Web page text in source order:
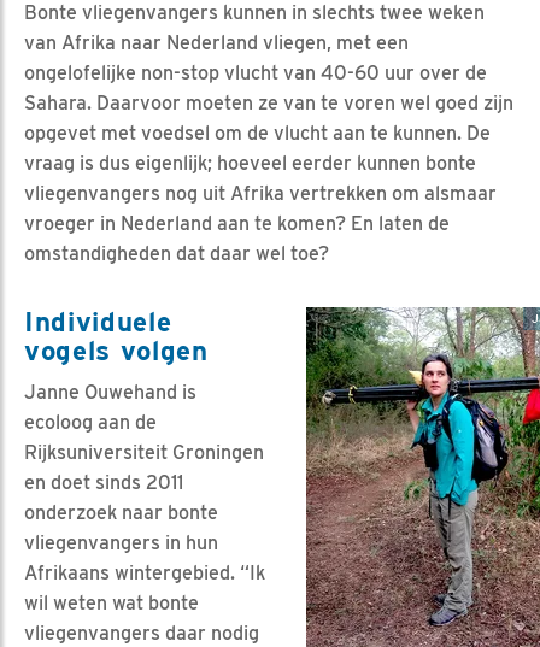
Bonte vliegenvangers kunnen in slechts twee weken
van Afrika naar Nederland vliegen, met een
ongelofelijke non-stop vlucht van 40-60 uur over de
Sahara. Daarvoor moeten ze van te voren wel goed zijn
opgevet met voedsel om de vlucht aan te kunnen. De
vraag is dus eigenlijk; hoeveel eerder kunnen bonte
vliegenvangers nog uit Afrika vertrekken om alsmaar
vroeger in Nederland aan te komen? En laten de
omstandigheden dat daar wel toe?
Individuele
vogels volgen
Janne Ouwehand is
ecoloog aan de
Rijksuniversiteit Groningen
en doet sinds 2011
onderzoek naar bonte
vliegenvangers in hun
Afrikaans wintergebied. “Ik
wil weten wat bonte
vliegenvangers daar nodig